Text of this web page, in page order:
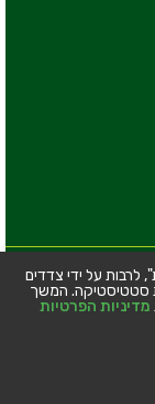
לרבות על ידי צדדים
סטטיסטיקה. המשך
מדיניות הפרטיות